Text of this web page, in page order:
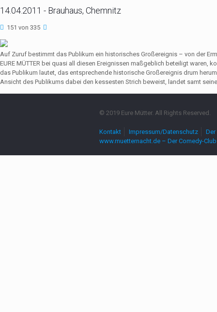
14.04.2011 - Brauhaus, Chemnitz
151 von 335
Auf Zuruf bestimmt das Publikum ein historisches Großereignis – von der
EURE MÜTTER bei quasi all diesen Ereignissen maßgeblich beteiligt waren,
das Publikum lautet, das entsprechende historische Großereignis drum
Ansicht des Publikums dabei den kessesten Strich beweist, landet samt
© 2019 Eure Mütter. All Rights Reserved.
Kontakt Impressum/Datenschutz
www.muetternacht.de – Der Comedy-Club